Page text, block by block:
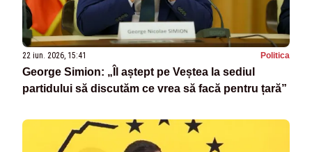
22 iun. 2026, 15:41 Politica
George Simion: „Îl aștept pe Veștea la sediul
partidului să discutăm ce vrea să facă pentru țară”